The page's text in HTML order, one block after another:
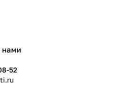
нами
52